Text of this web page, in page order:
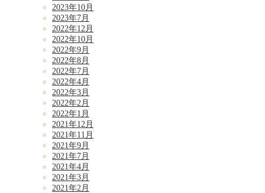
2023年10月
2023年7月
2022年12月
2022年10月
2022年9月
2022年8月
2022年7月
2022年4月
2022年3月
2022年2月
2022年1月
2021年12月
2021年11月
2021年9月
2021年7月
2021年4月
2021年3月
2021年2月